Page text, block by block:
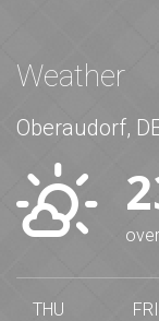
Weather
Oberaudorf,
THU FRI